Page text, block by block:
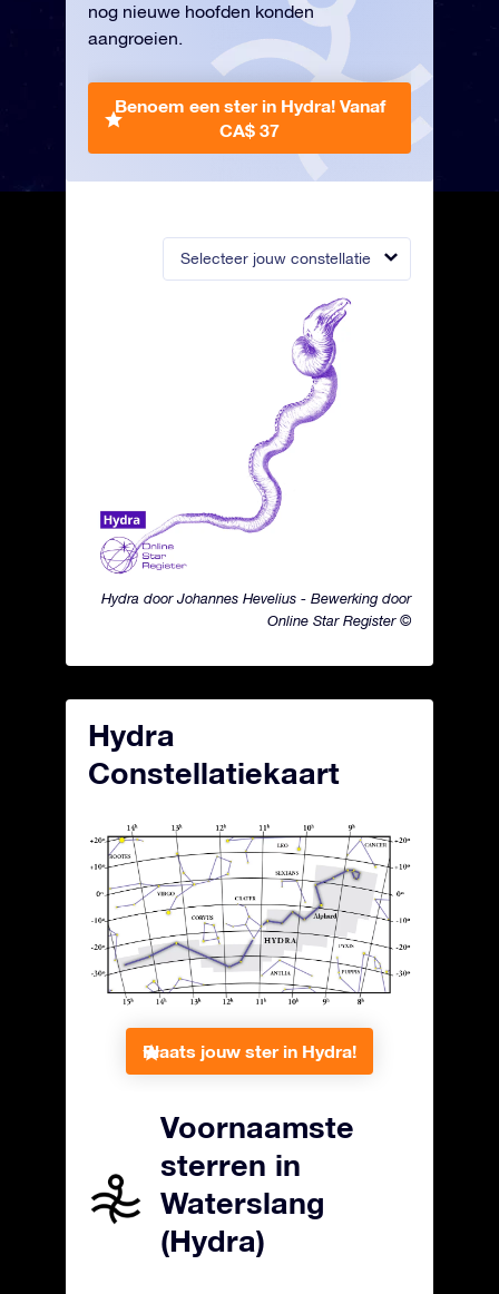
Selecteer jouw constellatie
Hydra door Johannes Hevelius - Bewerking door
Online Star Register ©
nog nieuwe hoofden konden
aangroeien.
Benoem een ster in Hydra! Vanaf
CA$ 37
Hydra
Constellatiekaart
Plaats jouw ster in Hydra!
Voornaamste
sterren in
Waterslang
(Hydra)